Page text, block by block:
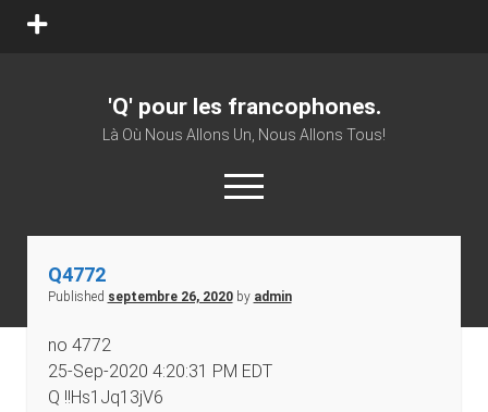
open
'Q' pour les francophones.
Là Où Nous Allons Un, Nous Allons Tous!
open
menu
Q4772
Published septembre 26, 2020by admin
no 4772
25-Sep-2020 4:20:31 PM EDT
Q !!Hs1Jq13jV6